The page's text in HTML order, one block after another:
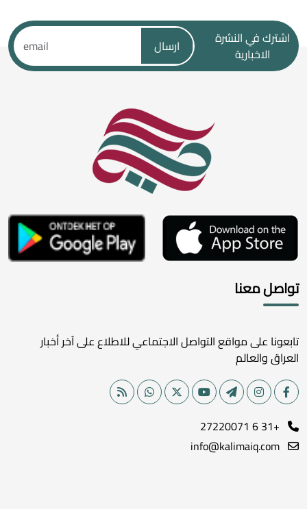
اشترك في النشرة
الاخبارية
ارسال
تواصل معنا
تابعونا على مواقع التواصل الاجتماعي للاطلاع على آخر أخبار
العراق والعالم
+31 6 27220071
info@kalimaiq.com